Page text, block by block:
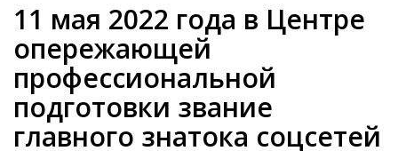
11 мая 2022 года в Центре
опережающей
профессиональной
подготовки звание
главного знатока соцсетей